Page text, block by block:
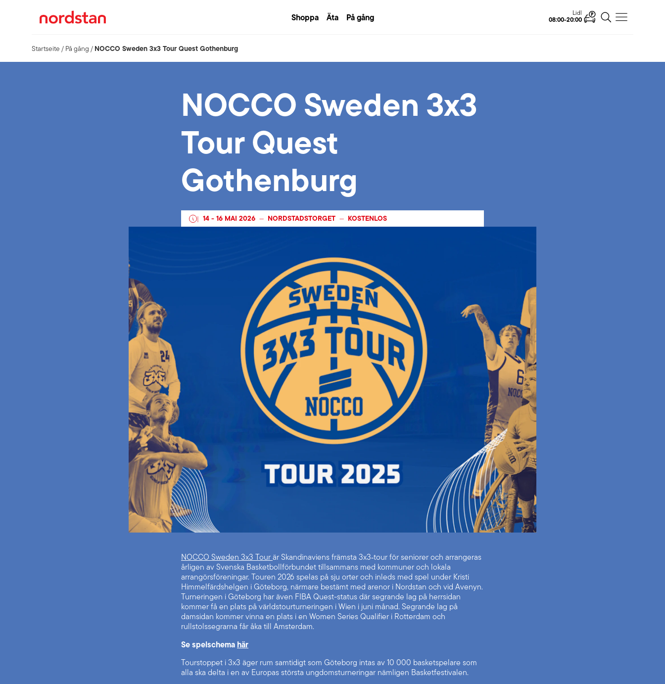
Shoppa Äta På gång Lidl
08:00-20:00
Startseite / På gång / NOCCO Sweden 3x3 Tour Quest Gothenburg
NOCCO Sweden 3x3
Tour Quest
Gothenburg
| 14-16 MAI 2026 — NORDSTADSTORGET — KOSTENLOS
NOCCO Sweden 3x3 Tourär Skandinaviens främsta 3x3‑tour för seniorer och arrangeras
årligen av Svenska Basketbollförbundet tillsammans med kommuner och lokala
arrangörsföreningar. Touren 2026 spelas på sju orter och inleds med spel under Kristi
Himmelfärdshelgen i Göteborg, närmare bestämt med arenor i Nordstan och vid Avenyn.
Turneringen i Göteborg har även FIBA Quest-status där segrande lag på herrsidan
kommer få en plats på världstourturneringen i Wien i juni månad. Segrande lag på
damsidan kommer vinna en plats i en Women Series Qualifier i Rotterdam och
rullstolssegrarna får åka till Amsterdam.
Se spelschema här
Tourstoppet i 3x3 äger rum samtidigt som Göteborg intas av 10 000 basketspelare som
alla ska delta i en av Europas största ungdomsturneringar nämligen Basketfestivalen.